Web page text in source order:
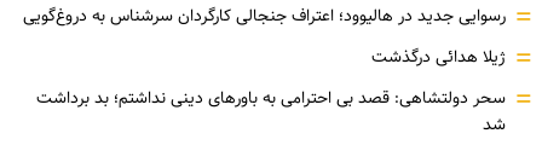
= رسوایی جدید در هالیوود؛ اعتراف جنجالی کارگردان سرشناس به دروغ‌گویی
= ژیلا هدائی درگذشت
= سحر دولتشاهی: قصد بی احترامی به باورهای دینی نداشتم؛ بد برداشت
شد